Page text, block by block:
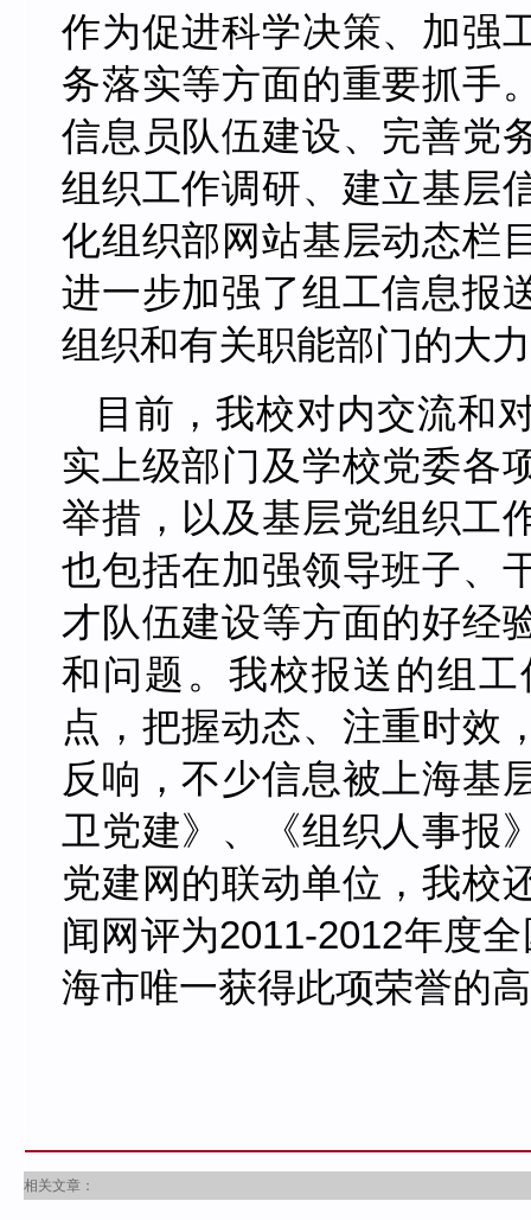
作为促进科学决策、加强
务落实等方面的重要抓手
信息员队伍建设、完善党
组织工作调研、建立基层
化组织部网站基层动态栏
进一步加强了组工信息报
组织和有关职能部门的大
目前，我校对内交流和
实上级部门及学校党委各
举措，以及基层党组织工
也包括在加强领导班子、
才队伍建设等方面的好经
和问题。我校报送的组
点，把握动态、注重时效
反响，不少信息被上海基
卫党建》、《组织人事报
党建网的联动单位，我校
闻网评为2011-2012年度全
海市唯一获得此项荣誉的
相关文章：